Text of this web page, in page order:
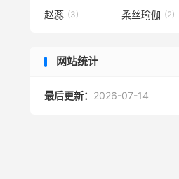
赵蕊 (3) 柔丝瑜伽 (2)
网站统计
最后更新： 2026-07-14